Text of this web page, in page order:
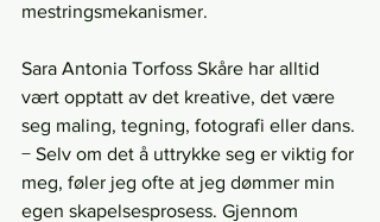
mestringsmekanismer.
Sara Antonia Torfoss Skåre har alltid
vært opptatt av det kreative, det være
seg maling, tegning, fotografi eller dans.
− Selv om det å uttrykke seg er viktig for
meg, føler jeg ofte at jeg dømmer min
egen skapelsesprosess. Gjennom